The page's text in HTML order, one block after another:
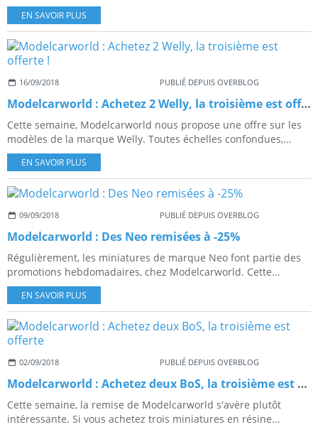
EN SAVOIR PLUS
16/09/2018 PUBLIÉ DEPUIS OVERBLOG
Modelcarworld : Achetez 2 Welly, la troisième est offerte !
Cette semaine, Modelcarworld nous propose une offre sur les
modèles de la marque Welly. Toutes échelles confondues,...
EN SAVOIR PLUS
09/09/2018 PUBLIÉ DEPUIS OVERBLOG
Modelcarworld : Des Neo remisées à -25%
Régulièrement, les miniatures de marque Neo font partie des
promotions hebdomadaires, chez Modelcarworld. Cette...
EN SAVOIR PLUS
02/09/2018 PUBLIÉ DEPUIS OVERBLOG
Modelcarworld : Achetez deux BoS, la troisième est offerte
Cette semaine, la remise de Modelcarworld s'avère plutôt
intéressante. Si vous achetez trois miniatures en résine...